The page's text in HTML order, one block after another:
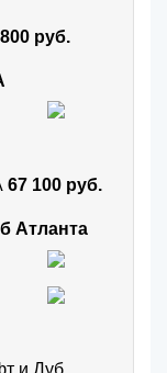
руб.
67 100 руб.
Атланта